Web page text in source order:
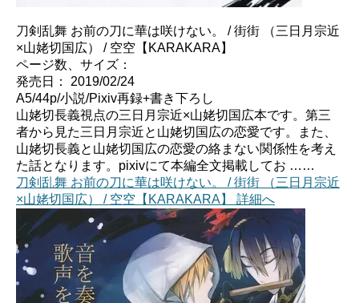
刀剣乱舞 お前の刀に華は咲けない。 / 街街 （三日月宗近
×山姥切国広） / 空空【KARAKARA】
ページ数、サイズ：
発売日： 2019/02/24
A5/44p/小説/Pixiv再録+書き下ろし
山姥切長義視点の三日月宗近×山姥切国広本です。第三
者から見た三日月宗近と山姥切国広の恋愛です。また、
山姥切長義と山姥切国広の恋愛の絡まない関係性を考え
た話となります。pixivにて本編全文掲載してお ……
刀剣乱舞 お前の刀に華は咲けない。 / 街街 （三日月宗近
×山姥切国広） / 空空【KARAKARA】 詳細へ